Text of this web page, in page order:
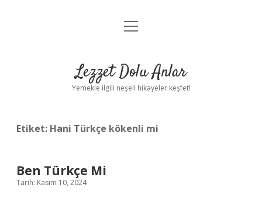
Anasayfa
Yasal Uyarı
menüyü
Lezzet Dolu Anlar
Yemekle ilgili neşeli hikayeler keşfet!
Etiket: Hani Türkçe kökenli mi
Ben Türkçe Mi
Tarih: Kasım 10, 2024